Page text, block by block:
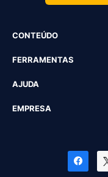
CONTEÚDO
FERRAMENTAS
AJUDA
EMPRESA